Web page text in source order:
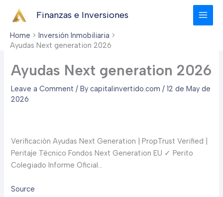
Finanzas e Inversiones
Home
Inversión Inmobiliaria
Ayudas Next generation 2026
Ayudas Next generation 2026
Leave a Comment / Bycapitalinvertido.com/12 de May de
2026
Verificación Ayudas Next Generation | PropTrust Verified |
Peritaje Técnico Fondos Next Generation EU ✓ Perito
Colegiado Informe Oficial…
Source